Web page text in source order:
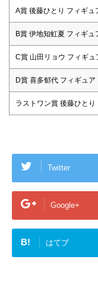
A賞 後藤ひとり フィギュ
B賞 伊地知虹夏 フィギュ
C賞 山田リョウ フィギュ
D賞 喜多郁代 フィギュア
ラストワン賞 後藤ひと
Twitter
Google+
B! はてブ